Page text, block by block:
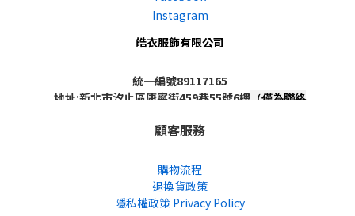
Instagram
皓衣服飾有限公司
統一編號89117165
地址:新北市汐止區康寧街459巷55號6樓 （僅為聯絡
顧客服務
購物流程
退換貨政策
隱私權政策 Privacy Policy